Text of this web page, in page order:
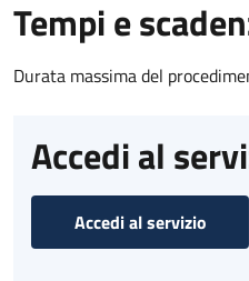
Tempi e
Durata massima del
Accedi al
Accedi al servizio